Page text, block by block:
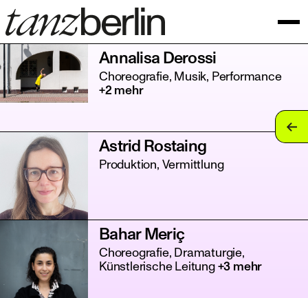
Annalisa Derossi
Choreografie, Musik, Performance
+2 mehr
Astrid Rostaing
Produktion, Vermittlung
Bahar Meriç
Choreografie, Dramaturgie,
Künstlerische Leitung+3 mehr